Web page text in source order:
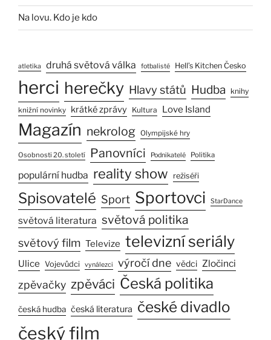
Na lovu. Kdo je kdo
atletika druhá světová válka fotbalisté Hell’s Kitchen Česko
herci herečky Hlavy států Hudba knihy
knižní novinky krátké zprávy Kultura Love Island
Magazín nekrolog Olympijské hry
Osobnosti 20. století Panovníci Podnikatelé Politika
populární hudba reality show režiséři
Spisovatelé Sport Sportovci StarDance
světová literatura světová politika
světový film Televize televizní seriály
Ulice Vojevůdci vynálezci výročí dne vědci Zločinci
zpěvačky zpěváci Česká politika
česká hudba česká literatura české divadlo
český film